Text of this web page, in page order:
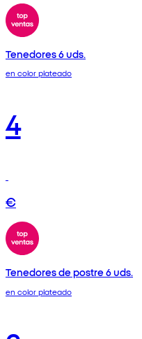
Tenedores 6 uds.
en color plateado
4
€
Tenedores de postre 6 uds.
en color plateado